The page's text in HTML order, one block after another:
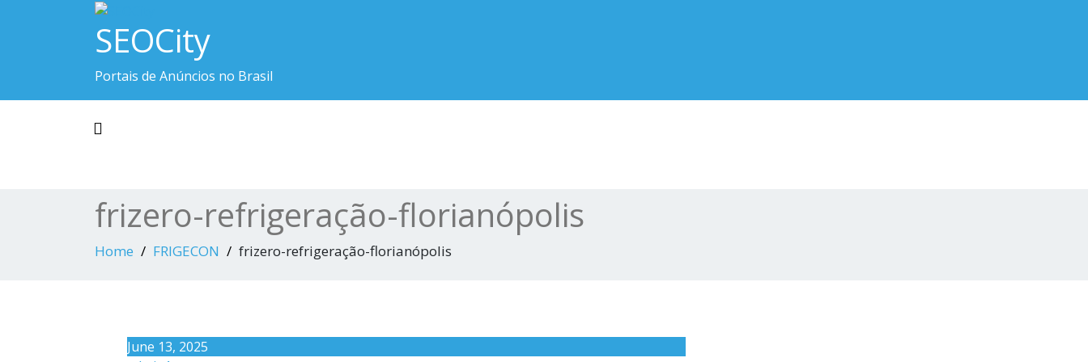
SEOCity
Portais de Anúncios no Brasil
Toggle navigation
frizero-refrigeração-florianópolis
Home FRIGECON frizero-refrigeração-florianópolis
June 13, 2025